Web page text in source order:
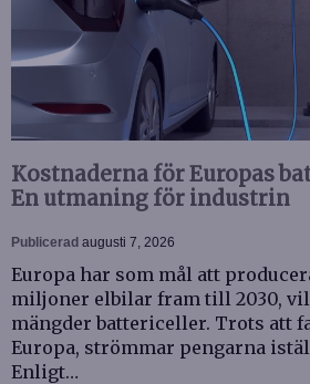
Kostnaderna för Europas
En utmaning för industrin
Publicerad augusti 7, 2026
Europa har som mål att
miljoner elbilar fram till 2030,
mängder battericeller. Trots att
Europa, strömmar pengarna
Enligt…